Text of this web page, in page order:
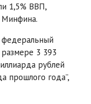
1,5% ВВП,
Минфина.
федеральный
3 393
рублей
прошлого года”,